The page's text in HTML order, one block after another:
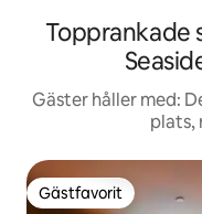
Topprankade
Gäster håller med:
plats,
Gästfavorit
Gästfavorit